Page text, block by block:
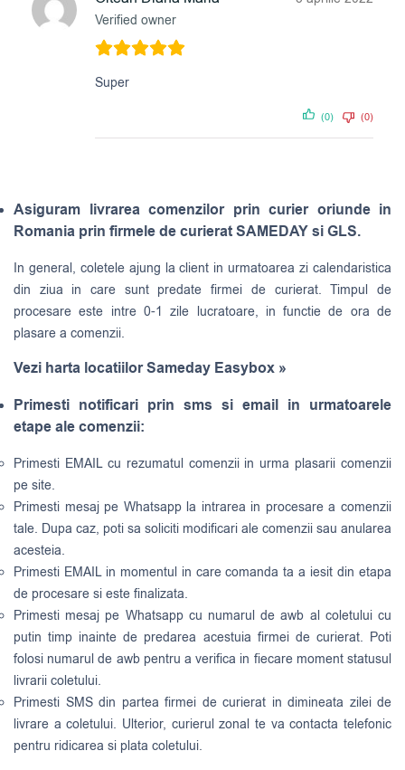
Verified owner
Super
(0) (0)
Asiguram livrarea comenzilor prin curier oriunde in
Romania prin firmele de curierat SAMEDAY si GLS.
In general, coletele ajung la client in urmatoarea zi calendaristica
din ziua in care sunt predate firmei de curierat. Timpul de
procesare este intre 0-1 zile lucratoare, in functie de ora de
plasare a comenzii.
Vezi harta locatiilor Sameday Easybox »
Primesti notificari prin sms si email in urmatoarele
etape ale comenzii:
Primesti EMAIL cu rezumatul comenzii in urma plasarii comenzii
pe site.
Primesti mesaj pe Whatsapp la intrarea in procesare a comenzii
tale. Dupa caz, poti sa soliciti modificari ale comenzii sau anularea
acesteia.
Primesti EMAIL in momentul in care comanda ta a iesit din etapa
de procesare si este finalizata.
Primesti mesaj pe Whatsapp cu numarul de awb al coletului cu
putin timp inainte de predarea acestuia firmei de curierat. Poti
folosi numarul de awb pentru a verifica in fiecare moment statusul
livrarii coletului.
Primesti SMS din partea firmei de curierat in dimineata zilei de
livrare a coletului. Ulterior, curierul zonal te va contacta telefonic
pentru ridicarea si plata coletului.